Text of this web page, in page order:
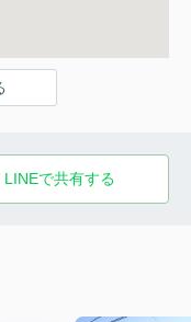
LINEで共有する